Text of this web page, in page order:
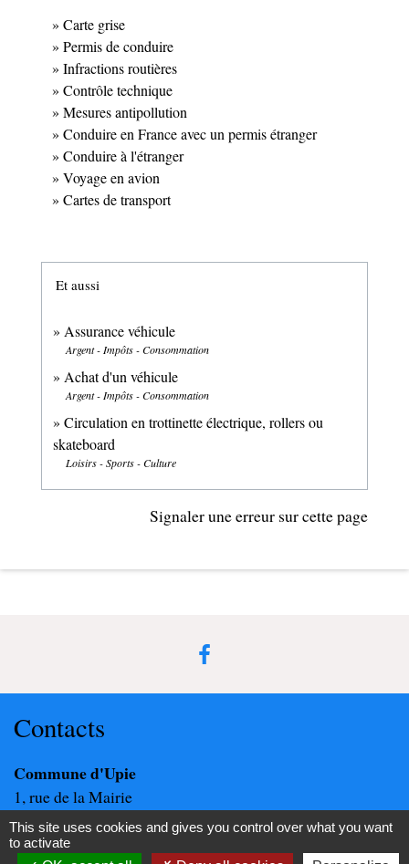
Carte grise
Permis de conduire
Infractions routières
Contrôle technique
Mesures antipollution
Conduire en France avec un permis étranger
Conduire à l'étranger
Voyage en avion
Cartes de transport
Et aussi
Assurance véhicule
Argent - Impôts - Consommation
Achat d'un véhicule
Argent - Impôts - Consommation
Circulation en trottinette électrique, rollers ou
skateboard
Loisirs - Sports - Culture
Signaler une erreur sur cette page
Contacts
Commune d'Upie
1, rue de la Mairie
26120 Upie - FRANCE
+33 4 75 84 45 30
This site uses cookies and gives you control over what you want
to activate